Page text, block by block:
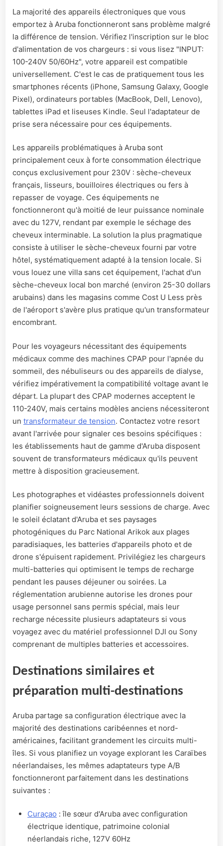
La majorité des appareils électroniques que vous
emportez à Aruba fonctionneront sans problème malgré
la différence de tension. Vérifiez l'inscription sur le bloc
d'alimentation de vos chargeurs : si vous lisez "INPUT:
100-240V 50/60Hz", votre appareil est compatible
universellement. C'est le cas de pratiquement tous les
smartphones récents (iPhone, Samsung Galaxy, Google
Pixel), ordinateurs portables (MacBook, Dell, Lenovo),
tablettes iPad et liseuses Kindle. Seul l'adaptateur de
prise sera nécessaire pour ces équipements.
Les appareils problématiques à Aruba sont
principalement ceux à forte consommation électrique
conçus exclusivement pour 230V : sèche-cheveux
français, lisseurs, bouilloires électriques ou fers à
repasser de voyage. Ces équipements ne
fonctionneront qu'à moitié de leur puissance nominale
avec du 127V, rendant par exemple le séchage des
cheveux interminable. La solution la plus pragmatique
consiste à utiliser le sèche-cheveux fourni par votre
hôtel, systématiquement adapté à la tension locale. Si
vous louez une villa sans cet équipement, l'achat d'un
sèche-cheveux local bon marché (environ 25-30 dollars
arubains) dans les magasins comme Cost U Less près
de l'aéroport s'avère plus pratique qu'un transformateur
encombrant.
Pour les voyageurs nécessitant des équipements
médicaux comme des machines CPAP pour l'apnée du
sommeil, des nébuliseurs ou des appareils de dialyse,
vérifiez impérativement la compatibilité voltage avant le
départ. La plupart des CPAP modernes acceptent le
110-240V, mais certains modèles anciens nécessiteront
un transformateur de tension. Contactez votre resort
avant l'arrivée pour signaler ces besoins spécifiques :
les établissements haut de gamme d'Aruba disposent
souvent de transformateurs médicaux qu'ils peuvent
mettre à disposition gracieusement.
Les photographes et vidéastes professionnels doivent
planifier soigneusement leurs sessions de charge. Avec
le soleil éclatant d'Aruba et ses paysages
photogéniques du Parc National Arikok aux plages
paradisiaques, les batteries d'appareils photo et de
drone s'épuisent rapidement. Privilégiez les chargeurs
multi-batteries qui optimisent le temps de recharge
pendant les pauses déjeuner ou soirées. La
réglementation arubienne autorise les drones pour
usage personnel sans permis spécial, mais leur
recharge nécessite plusieurs adaptateurs si vous
voyagez avec du matériel professionnel DJI ou Sony
comprenant de multiples batteries et accessoires.
Destinations similaires et
préparation multi-destinations
Aruba partage sa configuration électrique avec la
majorité des destinations caribéennes et nord-
américaines, facilitant grandement les circuits multi-
îles. Si vous planifiez un voyage explorant les Caraïbes
néerlandaises, les mêmes adaptateurs type A/B
fonctionneront parfaitement dans les destinations
suivantes :
Curaçao : île sœur d'Aruba avec configuration
électrique identique, patrimoine colonial
néerlandais riche, 127V 60Hz